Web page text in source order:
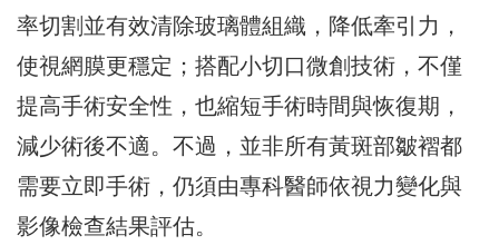
率切割並有效清除玻璃體組織，降低牽引力，
使視網膜更穩定；搭配小切口微創技術，不僅
提高手術安全性， 也縮短手術時間與恢復期，
減少術後不適。不過， 並非所有黃斑部皺褶都
需要立即手術， 仍須由專科醫師依視力變化與
影像檢查結果評估。